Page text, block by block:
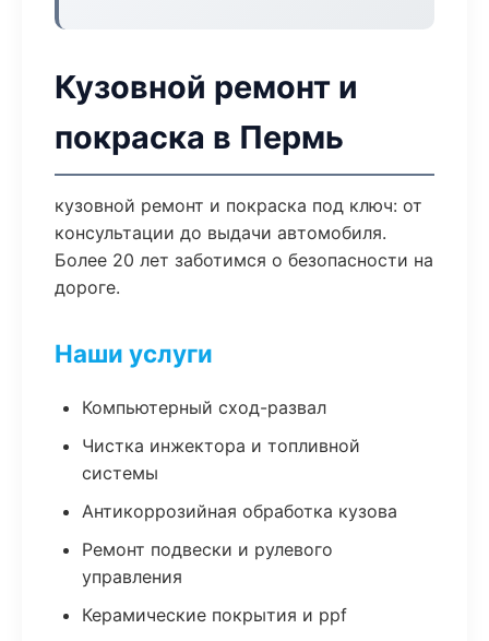
Кузовной ремонт и
покраска в Пермь
кузовной ремонт и покраска под ключ: от
консультации до выдачи автомобиля.
Более 20 лет заботимся о безопасности на
дороге.
Наши услуги
Компьютерный сход-развал
Чистка инжектора и топливной
системы
Антикоррозийная обработка кузова
Ремонт подвески и рулевого
управления
Керамические покрытия и ppf